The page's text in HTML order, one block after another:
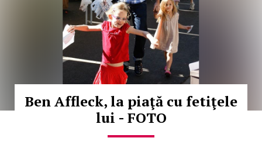
Ben Affleck, la piaţă cu fetiţele
lui - FOTO